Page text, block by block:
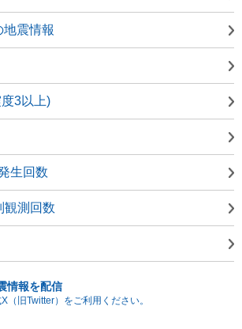
震情報
3以上)
生回数
観測回数
情報を配信
（旧Twitter）をご利用ください。